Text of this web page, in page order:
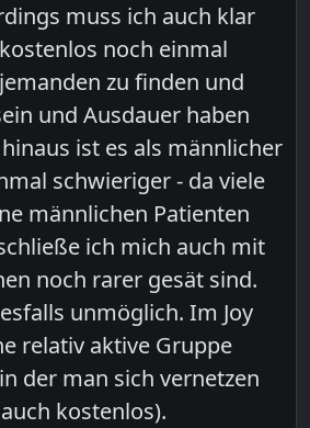
muss ich auch klar
noch einmal
zu finden und
und Ausdauer haben
ist es als männlicher
schwieriger - da viele
männlichen Patienten
ich mich auch mit
noch rarer gesät sind.
unmöglich. Im Joy
relativ aktive Gruppe
der man sich vernetzen
kostenlos).